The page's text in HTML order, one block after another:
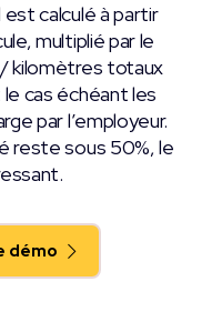
est calculé à partir
multiplié par le
kilomètres totaux
le cas échéant les
par l’employeur.
reste sous 50%, le
démo